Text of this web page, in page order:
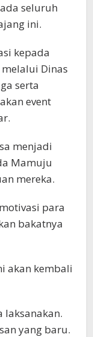
seluruh
ini.
kepada
Dinas
serta
event
menjadi
Mamuju
mereka.
para
bakatnya
akan kembali
laksanakan.
yang baru.